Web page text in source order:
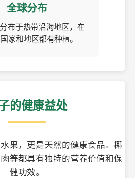
全球分布
布于热带沿海地区，在
家和地区都有种植。
的健康益处
果，更是天然的健康食品。椰
等都具有独特的营养价值和保
健功效。